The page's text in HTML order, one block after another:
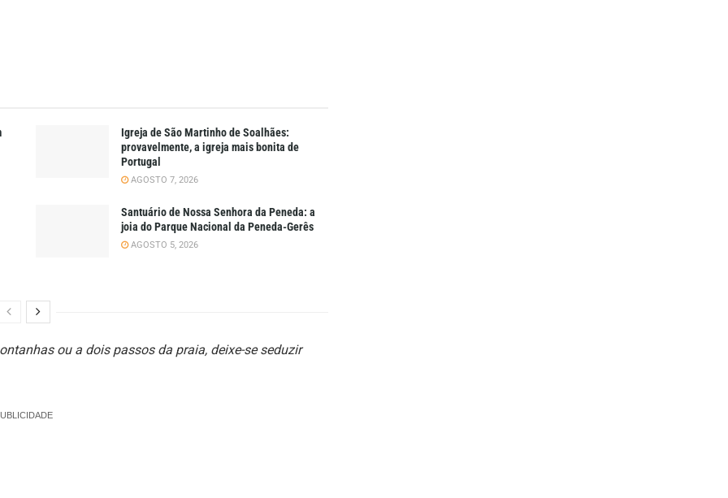
Igreja de São Martinho de Soalhães:
provavelmente, a igreja mais bonita de
Portugal
AGOSTO 7, 2026
Santuário de Nossa Senhora da Peneda: a
joia do Parque Nacional da Peneda-Gerês
AGOSTO 5, 2026
ou a dois passos da praia, deixe-se seduzir